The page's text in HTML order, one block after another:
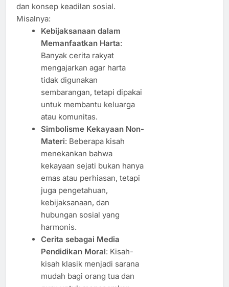
dan konsep keadilan sosial.
Misalnya:
Kebijaksanaan dalam
Memanfaatkan Harta:
Banyak cerita rakyat
mengajarkan agar harta
tidak digunakan
sembarangan, tetapi dipakai
untuk membantu keluarga
atau komunitas.
Simbolisme Kekayaan Non-
Materi: Beberapa kisah
menekankan bahwa
kekayaan sejati bukan hanya
emas atau perhiasan, tetapi
juga pengetahuan,
kebijaksanaan, dan
hubungan sosial yang
harmonis.
Cerita sebagai Media
Pendidikan Moral: Kisah-
kisah klasik menjadi sarana
mudah bagi orang tua dan